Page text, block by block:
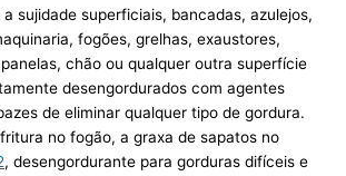
a sujidade superficiais, bancadas, azulejos,
fogões, grelhas, exaustores,
chão ou qualquer outra superfície
desengordurados com agentes
de eliminar qualquer tipo de gordura.
no fogão, a graxa de sapatos no
, desengordurante para gorduras difíceis e